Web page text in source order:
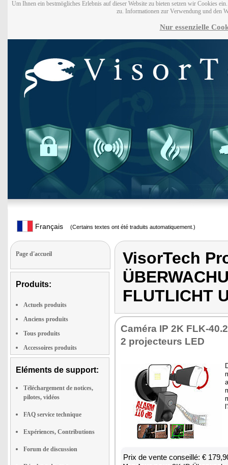
Um Ihnen ein bestmögliches Erlebnis auf dieser Website zu bieten setzen wir Cookies
zu. Informationen zur Verwendung und den
Nur essenzielle
Français (Certains textes ont été traduits automatiquement.)
Page d'accueil
Produits:
Actuels produits
Anciens produits
Tous produits
Accessoires produits
Eléments de support:
Téléchargement de notices,
pilotes, vidéos
FAQ service technique
Expériences, Contributions
Forum de discussion
VisorTech
FLUTLICHT
Caméra IP 2K FLK-
2 pro­jec­teurs LED
Prix de vente conseillé: €